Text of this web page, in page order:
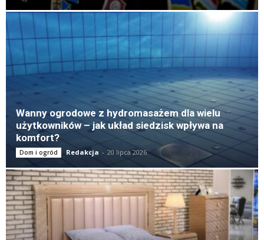
Wanny ogrodowe z hydromasażem dla wielu
użytkowników – jak układ siedzisk wpływa na
komfort?
Dom i ogród Redakcja - 20 lipca 2026